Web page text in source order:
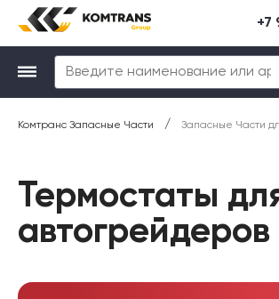
+7
Комтранс Запасные Части / Запасные Части
Термостаты
автогрейдеров